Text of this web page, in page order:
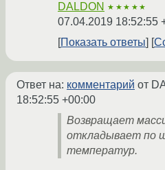
DALDON ★★★★★
07.04.2019 18:52:55
Показать ответы
Ответ на: комментарий от
18:52:55 +00:00
Возвращает
откладывает по
температур.